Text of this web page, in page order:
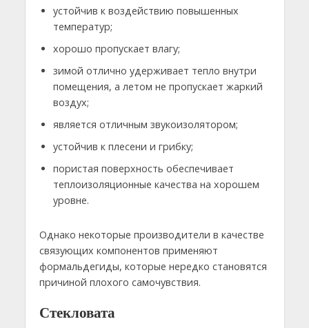
устойчив к воздействию повышенных
температур;
хорошо пропускает влагу;
зимой отлично удерживает тепло внутри
помещения, а летом не пропускает жаркий
воздух;
является отличным звукоизолятором;
устойчив к плесени и грибку;
пористая поверхность обеспечивает
теплоизоляционные качества на хорошем
уровне.
Однако некоторые производители в качестве
связующих компонентов применяют
формальдегиды, которые нередко становятся
причиной плохого самочувствия.
Стекловата